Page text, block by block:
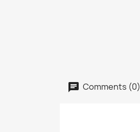
Comments (0)